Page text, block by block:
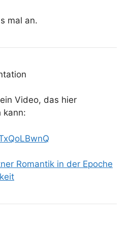
mal an.
Video, das hier
kann:
Romantik in der Epoche